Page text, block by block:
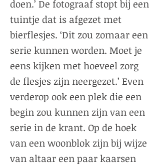
doen.’ De fotograaf stopt bij een
tuintje dat is afgezet met
bierflesjes. ‘Dit zou zomaar een
serie kunnen worden. Moet je
eens kijken met hoeveel zorg
de flesjes zijn neergezet.’ Even
verderop ook een plek die een
begin zou kunnen zijn van een
serie in de krant. Op de hoek
van een woonblok zijn bij wijze
van altaar een paar kaarsen